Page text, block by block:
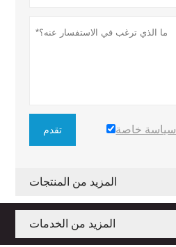
تقدم سياسة خاصة
المزيد من المنتجات
المزيد من الخدمات